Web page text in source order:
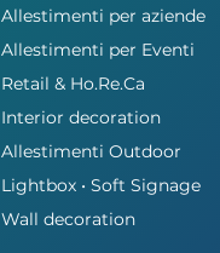
Allestimenti per aziende
Allestimenti per Eventi
Retail & Ho.Re.Ca
Interior decoration
Allestimenti Outdoor
Lightbox • Soft Signage
Wall decoration